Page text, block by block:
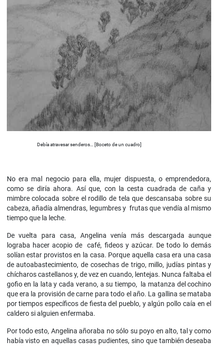
Debía atravesar senderos… [Boceto de un cuadro]
No era mal negocio para ella, mujer dispuesta, o emprendedora,
como se diría ahora. Así que, con la cesta cuadrada de caña y
mimbre colocada sobre el rodillo de tela que descansaba sobre su
cabeza, añadía almendras, legumbres y frutas que vendía al mismo
tiempo que la leche.
De vuelta para casa, Angelina venía más descargada aunque
lograba hacer acopio de café, fideos y azúcar. De todo lo demás
solían estar provistos en la casa. Porque aquella casa era una casa
de autoabastecimiento, de cosechas de trigo, millo, judías pintas y
chícharos castellanos y, de vez en cuando, lentejas. Nunca faltaba el
gofio en la lata y cada verano, a su tiempo, la matanza del cochino
que era la provisión de carne para todo el año. La gallina se mataba
por tiempos específicos de fiesta del pueblo, y algún pollo caía en el
caldero si alguien enfermaba.
Por todo esto, Angelina añoraba no sólo su poyo en alto, tal y como
había visto en aquellas casas pudientes, sino que también deseaba